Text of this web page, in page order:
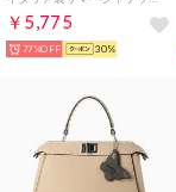
￥5,775
77%OFF 30%